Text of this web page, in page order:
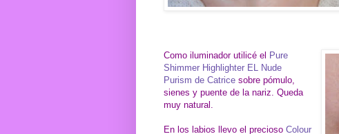
Como iluminador utilicé el Pure
Shimmer Highlighter EL Nude
Purism de Catrice sobre pómulo,
sienes y puente de la nariz. Queda
muy natural.
En los labios llevo el precioso Colour